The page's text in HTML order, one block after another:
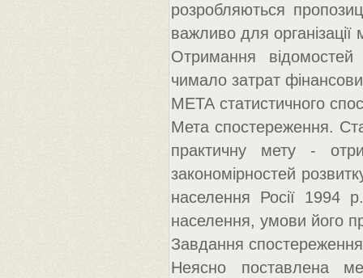
розробляються
важливо для організації
Отримання відомостей
чимало затрат
МЕТА статистичного
Мета спостереження.
практичну мету -
закономірностей
населення Росії 1994
населення, умови його
Завдання
Неясно поставлена